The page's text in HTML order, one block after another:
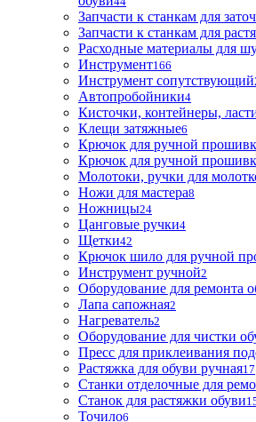
Запчасти к станкам для
Запчасти к станкам для
Расходные материалы для
Инструмент166
Инструмент сопутствующий
Автопробойники4
Кисточки, контейнеры,
Клещи затяжные6
Крючок для ручной
Крючок для ручной
Молотоки, ручки для
Ножи для мастера8
Ножницы24
Цанговые ручки4
Щетки42
Крючок шило для ручной
Инструмент ручной2
Оборудование для ремонта
Лапа сапожная2
Нагреватель2
Оборудование для чистки
Пресс для приклеивания
Растяжка для обуви ручная17
Станки отделочные для
Станок для растяжки обуви
Точило6